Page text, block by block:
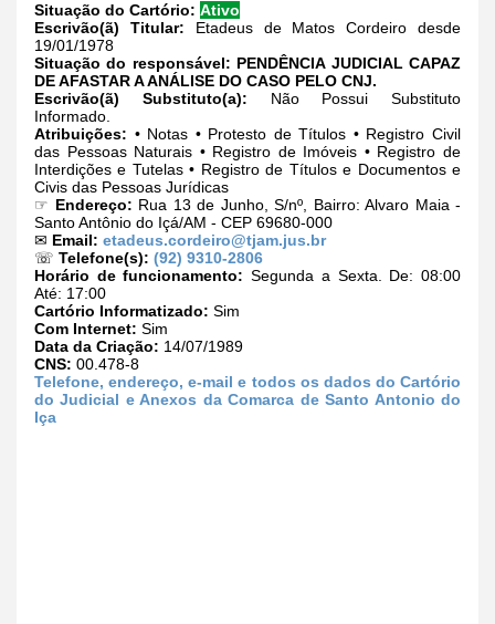
Situação do Cartório: Ativo
Escrivão(ã) Titular: Etadeus de Matos Cordeiro desde
19/01/1978
Situação do responsável: PENDÊNCIA JUDICIAL CAPAZ
DE AFASTAR A ANÁLISE DO CASO PELO CNJ.
Escrivão(ã) Substituto(a): Não Possui Substituto
Informado.
Atribuições: • Notas • Protesto de Títulos • Registro Civil
das Pessoas Naturais • Registro de Imóveis • Registro de
Interdições e Tutelas • Registro de Títulos e Documentos e
Civis das Pessoas Jurídicas
☞ Endereço: Rua 13 de Junho, S/nº, Bairro: Alvaro Maia -
Santo Antônio do Içá/AM - CEP 69680-000
✉ Email: etadeus.cordeiro@tjam.jus.br
☏ Telefone(s): (92) 9310-2806
Horário de funcionamento: Segunda a Sexta. De: 08:00
Até: 17:00
Cartório Informatizado: Sim
Com Internet: Sim
Data da Criação: 14/07/1989
CNS: 00.478-8
Telefone, endereço, e-mail e todos os dados do Cartório
do Judicial e Anexos da Comarca de Santo Antonio do
Iça